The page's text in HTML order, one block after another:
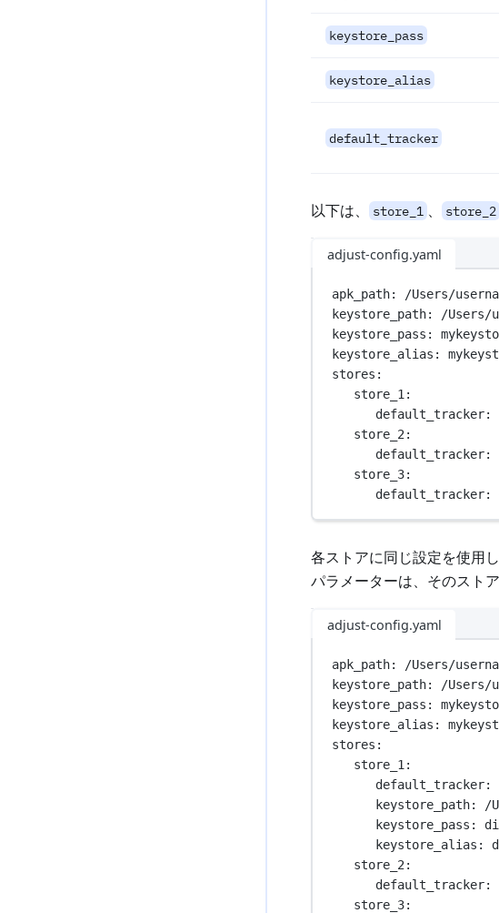
keystore_pass
keystore_alias
default_tracker
以下は、 store_1 store_2
adjust-config.yaml
apk_path:
/Users/
keystore_path:
/Users/
keystore_pass :
keystore_alias :
stores :
store_1 :
default_tracker:
store_2 :
default_tracker:
store_3:
default_tracker:
各ストアに同じ設定を使用
パラメーターは、そのスト
adjust-config.yaml
apk_path:
/Users/
keystore_path:
/Users/
keystore_pass :
keystore_alias :
stores :
store_1 :
default_tracker:
keystore_path:
/
keystore_pass :
keystore_alias :
store_2 :
default_tracker:
store_3: